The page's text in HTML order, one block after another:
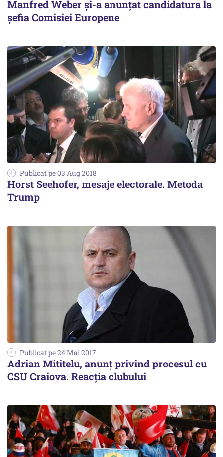
Manfred Weber şi-a anunţat candidatura la
şefia Comisiei Europene
Publicat pe 03 Aug 2018
Horst Seehofer, mesaje electorale. Metoda
Trump
Publicat pe 24 Mai 2017
Adrian Mititelu, anunț privind procesul cu
CSU Craiova. Reacția clubului